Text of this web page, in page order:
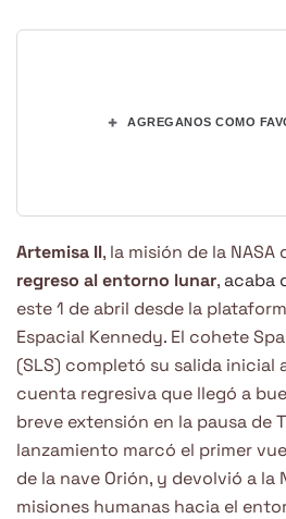
+ AGREGANOS COMO
Artemisa II, la misión de la NASA
regreso al entorno lunar,acaba
este 1 de abril desde la
Espacial Kennedy. El cohete
(SLS) completó su salida inicial
cuenta regresiva que llegó a
breve extensión en la pausa de
lanzamiento marcó el primer
de la nave Orión, y devolvió a la
misiones humanas hacia el